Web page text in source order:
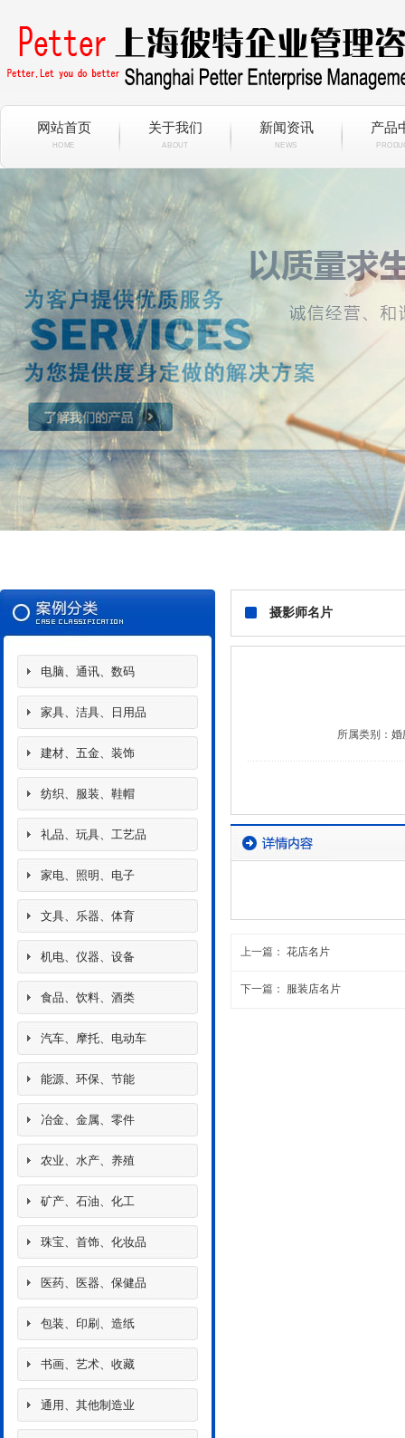
网站首页
HOME
关于我们
ABOUT
新闻资讯
NEWS
产品
电脑、通讯、数码
家具、洁具、日用品
建材、五金、装饰
纺织、服装、鞋帽
礼品、玩具、工艺品
家电、照明、电子
文具、乐器、体育
机电、仪器、设备
食品、饮料、酒类
汽车、摩托、电动车
能源、环保、节能
冶金、金属、零件
农业、水产、养殖
矿产、石油、化工
珠宝、首饰、化妆品
医药、医器、保健品
包装、印刷、造纸
书画、艺术、收藏
通用、其他制造业
摄影师名片
所属类别： 婚
上一篇： 花店名片
下一篇： 服装店名片